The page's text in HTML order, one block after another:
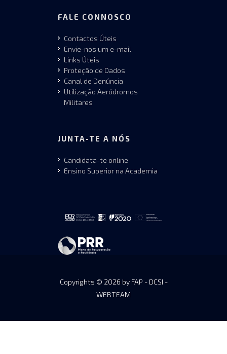
FALE CONNOSCO
Contactos Úteis
Envie-nos um e-mail
Links Úteis
Proteção de Dados
Canal de Denúncia
Utilização Aeródromos
Militares
JUNTA-TE A NÓS
Candidata-te online
Ensino Superior na Academia
Copyrights © 2026 by FAP - DCSI -
WEBTEAM